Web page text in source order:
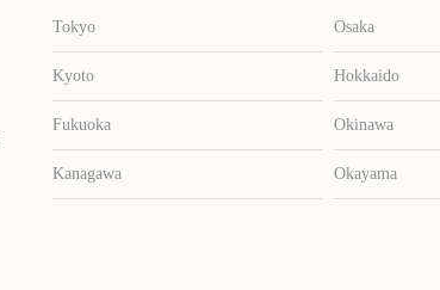
Tokyo Osaka
Kyoto Hokkaido
Fukuoka Okinawa
Kanagawa Okayama